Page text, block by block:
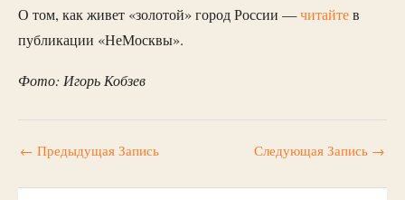
О том, как живет «золотой» город России —читайтев
публикации «НеМосквы».
Фото: Игорь Кобзев
← Предыдущая Запись Следующая Запись →